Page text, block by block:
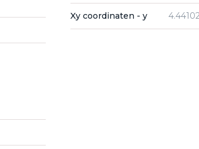
Xy coordinaten - y